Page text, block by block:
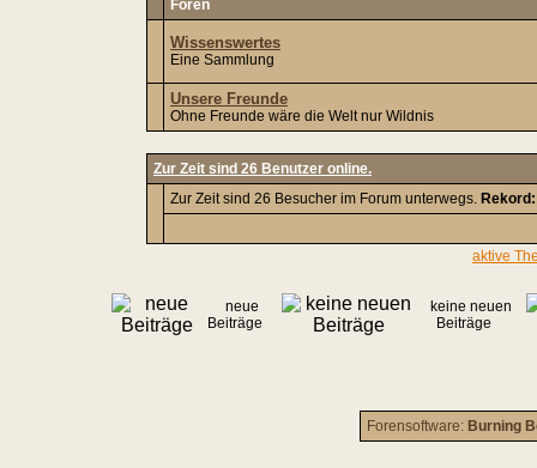
Foren
Wissenswertes
Eine Sammlung
Unsere Freunde
Ohne Freunde wäre die Welt nur Wildnis
Zur Zeit sind 26 Benutzer online.
Zur Zeit sind 26 Besucher im Forum unterwegs. Rekord:
aktive
neue
Beiträge
keine neuen
Beiträge
Forensoftware: Burning